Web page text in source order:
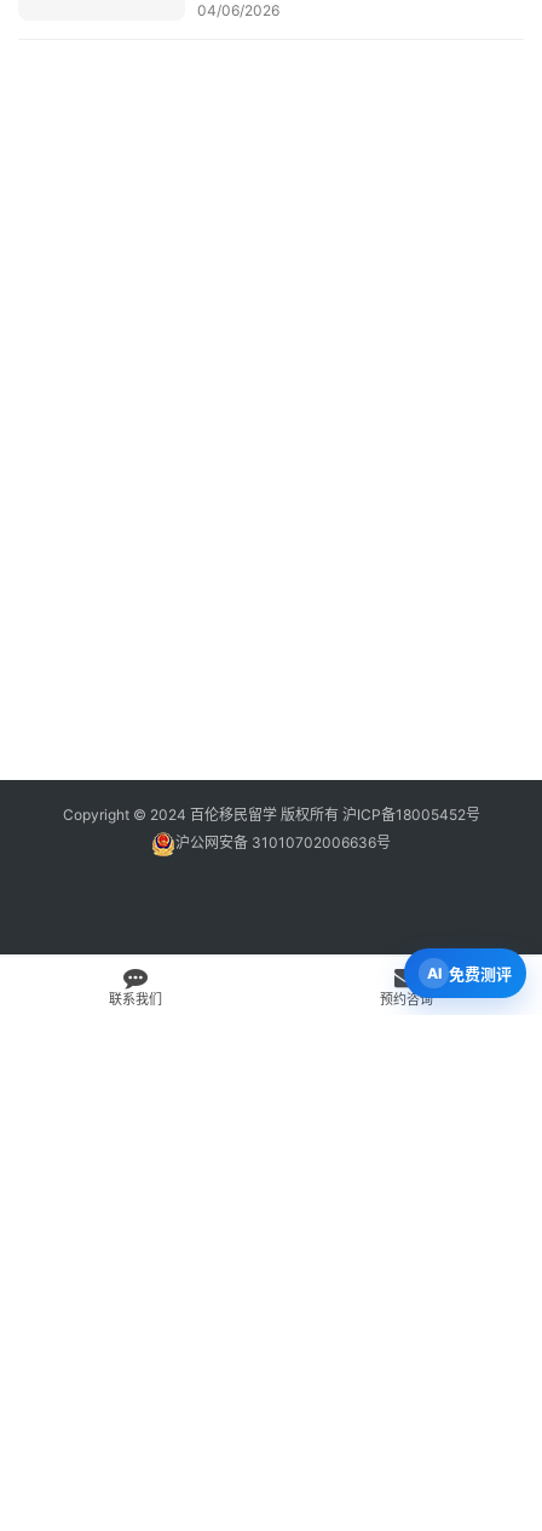
04/06/2026
Copyright © 2024 百伦移民留学 版权所有 沪ICP备18005452号
沪公网安备 31010702006636号
联系我们 预约咨询
免费测评